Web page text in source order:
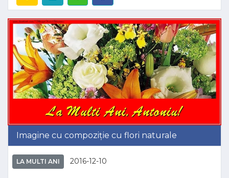
Imagine cu compoziție cu flori naturale
LA MULTI ANI 2016-12-10